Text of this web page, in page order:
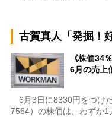
古賀真人「発掘！
《株価34
6月の売上
6月3日に8330円をつけ
7564）の株価は、わずか